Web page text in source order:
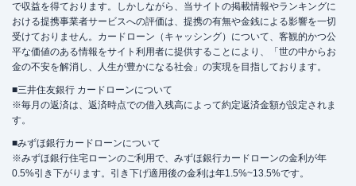
で収益を得ております。しかしながら、当サイトの掲載情報やランキングに
おける提携事業者サービスへの評価は、提携の有無や金銭による影響を一切
受けておりません。カードローン（キャッシング）について、客観的かつ公
平な価値のある情報をサイト利用者に提供することにより、「世の中からお
金の不安を解消し、人生が豊かになる社会」の実現を目指しております。
■三井住友銀行 カードローンについて
※毎月の返済は、返済時点での借入残高によって約定返済金額が設定されま
す。
■みずほ銀行カードローンについて
※みずほ銀行住宅ローンのご利用で、みずほ銀行カードローンの金利が年
0.5%引き下がります。引き下げ適用後の金利は年1.5%~13.5%です。